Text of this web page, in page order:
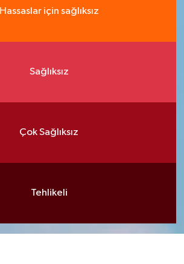
Hassaslar için sağlıksız
Sağlıksız
Çok Sağlıksız
Tehlikeli